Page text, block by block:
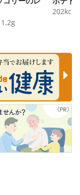
1.2g
202kcal